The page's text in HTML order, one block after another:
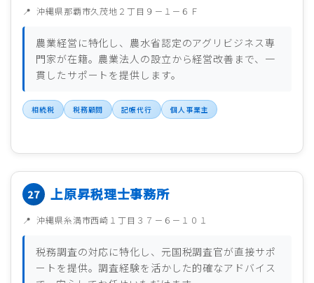
沖縄県那覇市久茂地２丁目９－１－６Ｆ
農業経営に特化し、農水省認定のアグリビジネス専
門家が在籍。農業法人の設立から経営改善まで、一
貫したサポートを提供します。
相続税 税務顧問 記帳代行 個人事業主
上原昇税理士事務所
沖縄県糸満市西崎１丁目３７－６－１０１
税務調査の対応に特化し、元国税調査官が直接サポ
ートを提供。調査経験を活かした的確なアドバイス